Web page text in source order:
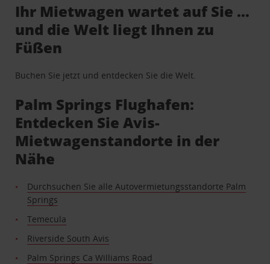
Ihr Mietwagen wartet auf Sie …
und die Welt liegt Ihnen zu
Füßen
Buchen Sie jetzt und entdecken Sie die Welt.
Palm Springs Flughafen:
Entdecken Sie Avis-
Mietwagenstandorte in der
Nähe
Durchsuchen Sie alle Autovermietungsstandorte Palm
Springs
Temecula
Riverside South Avis
Palm Springs Ca Williams Road